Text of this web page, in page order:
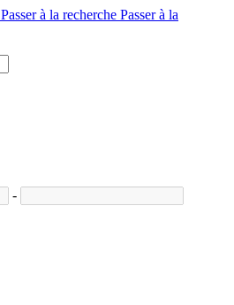
Passer à la recherche Passer à la
-